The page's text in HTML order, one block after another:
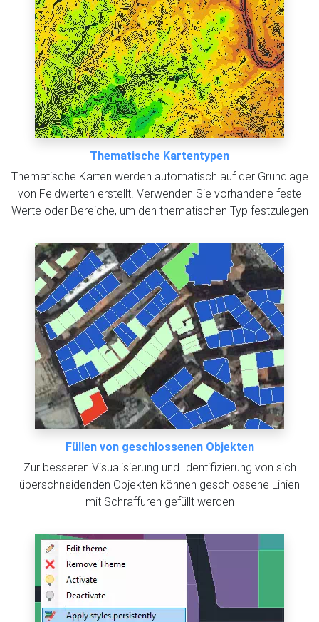
Thematische Kartentypen
Thematische Karten werden automatisch auf der Grundlage
von Feldwerten erstellt. Verwenden Sie vorhandene feste
Werte oder Bereiche, um den thematischen Typ festzulegen
Füllen von geschlossenen Objekten
Zur besseren Visualisierung und Identifizierung von sich
überschneidenden Objekten können geschlossene Linien
mit Schraffuren gefüllt werden